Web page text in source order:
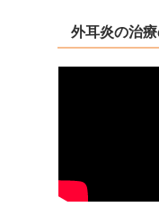
外耳炎の治